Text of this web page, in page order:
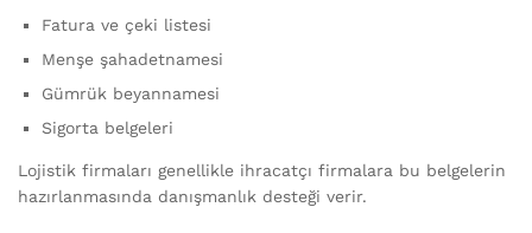
Fatura ve çeki listesi
Menşe şahadetnamesi
Gümrük beyannamesi
Sigorta belgeleri
Lojistik firmaları genellikle ihracatçı firmalara bu belgelerin
hazırlanmasında danışmanlık desteği verir.